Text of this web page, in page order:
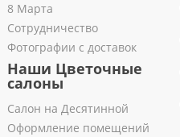
8 Марта
Сотрудничество
Фотографии с доставок
Наши Цветочные
салоны
Салон на Десятинной
Оформление помещений